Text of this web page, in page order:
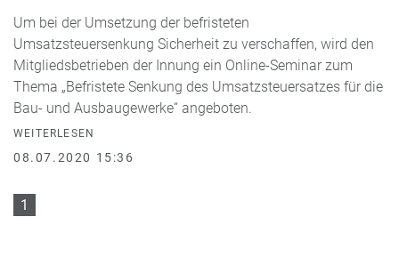
Um bei der Umsetzung der befristeten
Umsatzsteuersenkung Sicherheit zu verschaffen, wird den
Mitgliedsbetrieben der Innung ein Online-Seminar zum
Thema „Befristete Senkung des Umsatzsteuersatzes für die
Bau- und Ausbaugewerke“ angeboten.
WEITERLESEN
08.07.2020 15:36
1